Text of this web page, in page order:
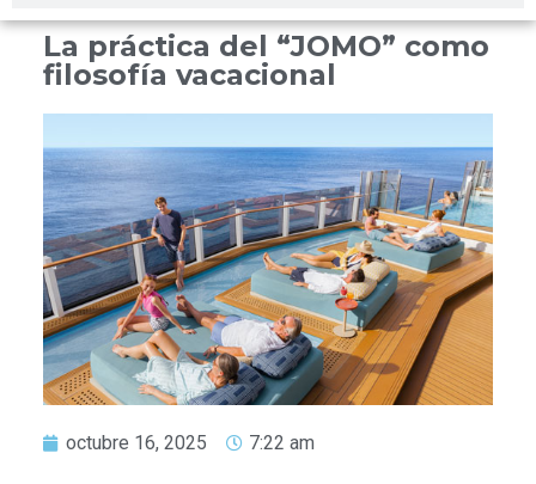
La práctica del “JOMO” como
filosofía vacacional
octubre 16, 2025 7:22 am